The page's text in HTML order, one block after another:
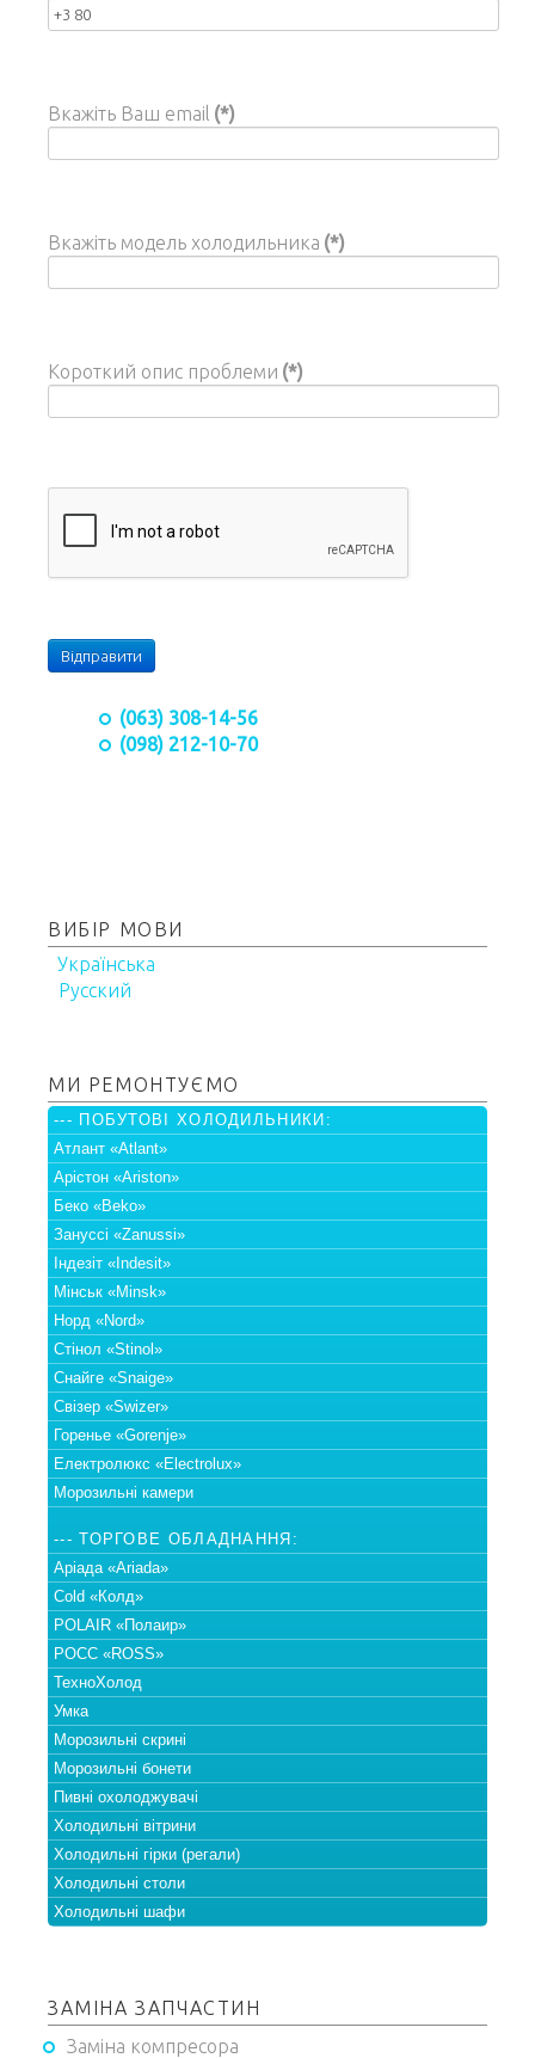
Вкажіть Ваш email (*)
Вкажіть модель холодильника (*)
Короткий опис проблеми (*)
Відправити
(063) 308-14-56
(098) 212-10-70
ВИБІР МОВИ
Українська
Русский
МИ РЕМОНТУЄМО
--- ПОБУТОВІ ХОЛОДИЛЬНИКИ:
Атлант «Atlant»
Арістон «Ariston»
Беко «Beko»
Зануссі «Zanussi»
Індезіт «Indesit»
Мінськ «Minsk»
Норд «Nord»
Стінол «Stinol»
Снайге «Snaige»
Свізер «Swizer»
Горенье «Gorenje»
Електролюкс «Electrolux»
Морозильні камери
--- ТОРГОВЕ ОБЛАДНАННЯ:
Аріада «Ariada»
Cold «Колд»
POLAIR «Полаир»
РОСС «ROSS»
ТехноХолод
Умка
Морозильні скрині
Морозильні бонети
Пивні охолоджувачі
Холодильні вітрини
Холодильні гірки (регали)
Холодильні столи
Холодильні шафи
ЗАМІНА ЗАПЧАСТИН
Заміна компресора